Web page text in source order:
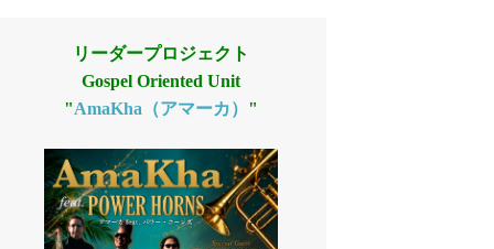
リーダープロジェクト
Gospel Oriented Unit
"AmaKha（アマーカ） "